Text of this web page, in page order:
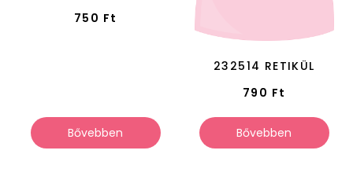
750 Ft
Bővebben
232514 RETIKÜL
790 Ft
Bővebben